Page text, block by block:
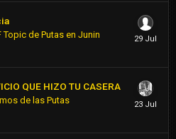
Topic de Putas en Junin
QUE HIZO TU CASERA
de las Putas